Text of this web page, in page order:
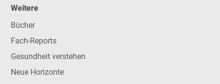
Weitere
Bücher
Fach-Reports
Gesundheit verstehen
Neue Horizonte